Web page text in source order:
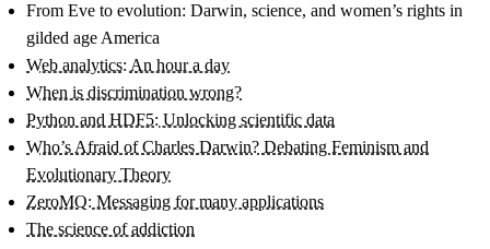
From Eve to evolution: Darwin, science, and women’s rights in
gilded age America
Web analytics: An hour a day
When is discrimination wrong?
Python and HDF5: Unlocking scientific data
Who’s Afraid of Charles Darwin? Debating Feminism and
Evolutionary Theory
ZeroMQ: Messaging for many applications
The science of addiction